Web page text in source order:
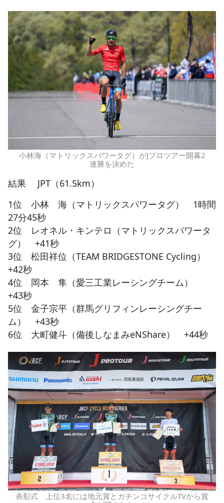
小林海（マトリックスパワータグ）がJプロツアー開幕2
連勝を決めた
結果 JPT（61.5km）
1位 小林 海（マトリックスパワータグ） 1時間
27分45秒
2位 レオネル・キンテロ（マトリックスパワータ
グ） +41秒
3位 松田祥位（TEAM BRIDGESTONE Cycling）
+42秒
4位 岡本 隼（愛三工業レーシングチーム）
+43秒
5位 金子宗平（群馬グリフィンレーシングチー
ム） +43秒
6位 大町健斗（備後しなまみeNShare） +44秒
表彰式 上位3名には地元賞とガチンコサイクルTVから賞